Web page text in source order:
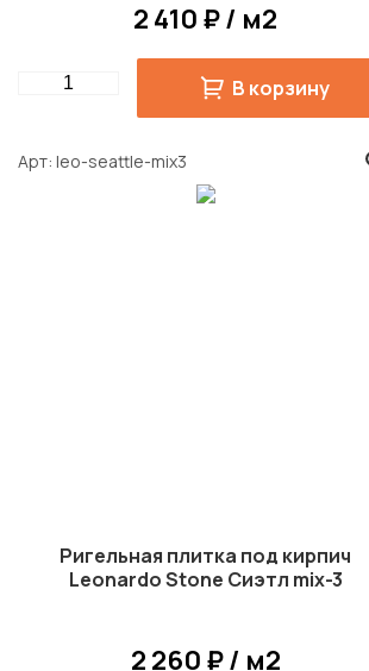
2 410 ₽ / м2
Quantity В корзину
Арт leo-seattle-mix3
Ригельная плитка под кирпич
Leonardo Stone Сиэтл mix-3
2 260 ₽ / м2